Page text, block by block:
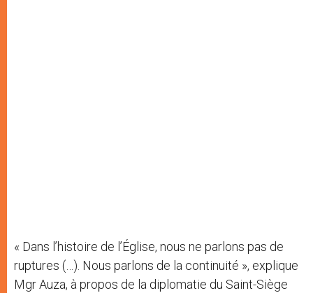
« Dans l’histoire de l’Église, nous ne parlons pas de
ruptures (…). Nous parlons de la continuité », explique
Mgr Auza, à propos de la diplomatie du Saint-Siège